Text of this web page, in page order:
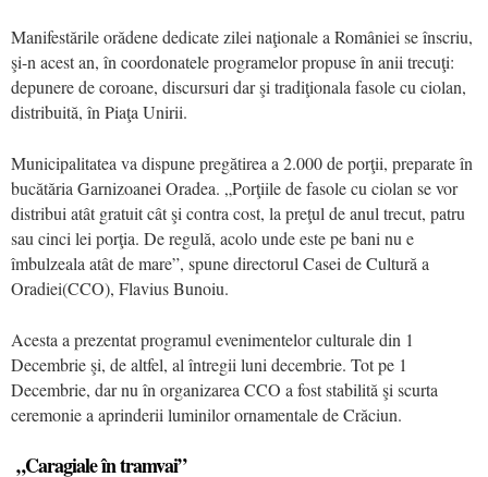
Manifestările orădene dedicate zilei naţionale a României se înscriu,
şi-n acest an, în coordonatele programelor propuse în anii trecuţi:
depunere de coroane, discursuri dar şi tradiţionala fasole cu ciolan,
distribuită, în Piaţa Unirii.
Municipalitatea va dispune pregătirea a 2.000 de porţii, preparate în
bucătăria Garnizoanei Oradea. „Porţiile de fasole cu ciolan se vor
distribui atât gratuit cât şi contra cost, la preţul de anul trecut, patru
sau cinci lei porţia. De regulă, acolo unde este pe bani nu e
îmbulzeala atât de mare”, spune directorul Casei de Cultură a
Oradiei(CCO), Flavius Bunoiu.
Acesta a prezentat programul evenimentelor culturale din 1
Decembrie şi, de altfel, al întregii luni decembrie. Tot pe 1
Decembrie, dar nu în organizarea CCO a fost stabilită şi scurta
ceremonie a aprinderii luminilor ornamentale de Crăciun.
„Caragiale în tramvai”